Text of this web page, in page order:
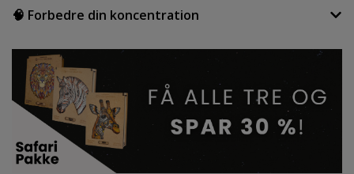
🧠 Forbedre din koncentration